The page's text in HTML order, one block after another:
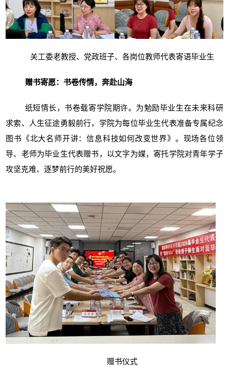
关工委老教授、党政班子、各岗位教师代表寄语毕业生
赠书寄愿：书卷传情，奔赴山海
纸短情长，书卷载寄学院期许。为勉励毕业生在未来科研
求索、人生征途勇毅前行，学院为每位毕业生代表准备专属纪念
图书《北大名师开讲：信息科技如何改变世界》。现场各位领
导、老师为毕业生代表赠书，以文字为媒，寄托学院对青年学子
攻坚克难、逐梦前行的美好祝愿。
赠书仪式